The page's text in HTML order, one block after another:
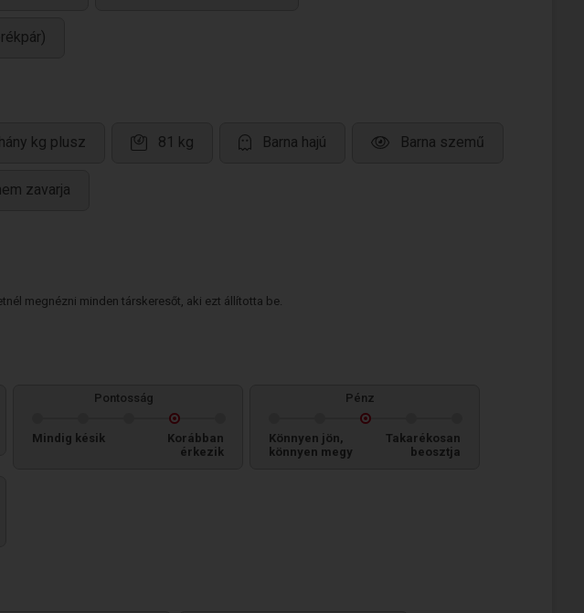
kg plusz 81 kg Barna hajú Barna szemű
zavarja
megnézni minden társkeresőt, aki ezt állította be.
Pontosság
Mindig késik
Korábban
érkezik
Pénz
Könnyen jön,
könnyen megy
Takarékosan
beosztja